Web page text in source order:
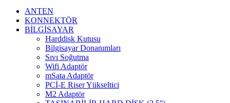
ANTEN
KONNEKTÖR
BİLGİSAYAR
Harddisk Kutusu
Bilgisayar Donanımları
Sıvı Soğutma
Wifi Adaptör
mSata Adaptör
PCİ-E Riser Yükseltici
M2 Adaptör